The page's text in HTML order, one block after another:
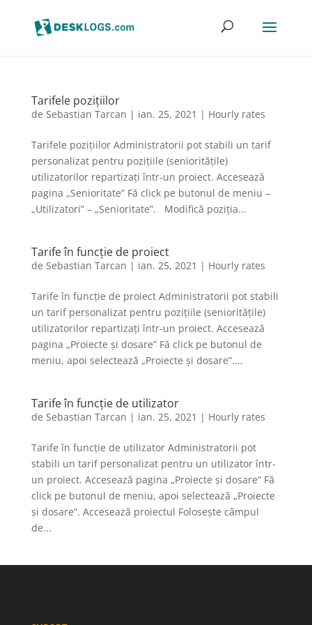
Tarifele pozițiilor
de Sebastian Tarcan | ian. 25, 2021 | Hourly rates
Tarifele pozițiilor Administratorii pot stabili un tarif
personalizat pentru pozițiile (senioritățile)
utilizatorilor repartizați într-un proiect. Accesează
pagina „Senioritate” Fă click pe butonul de meniu –
„Utilizatori” – „Senioritate”. Modifică poziția...
Tarife în funcție de proiect
de Sebastian Tarcan | ian. 25, 2021 | Hourly rates
Tarife în funcție de proiect Administratorii pot stabili
un tarif personalizat pentru pozițiile (senioritățile)
utilizatorilor repartizați într-un proiect. Accesează
pagina „Proiecte și dosare” Fă click pe butonul de
meniu, apoi selectează „Proiecte și dosare”....
Tarife în funcție de utilizator
de Sebastian Tarcan | ian. 25, 2021 | Hourly rates
Tarife în funcție de utilizator Administratorii pot
stabili un tarif personalizat pentru un utilizator într-
un proiect. Accesează pagina „Proiecte și dosare” Fă
click pe butonul de meniu, apoi selectează „Proiecte
și dosare”. Accesează proiectul Folosește câmpul
de...